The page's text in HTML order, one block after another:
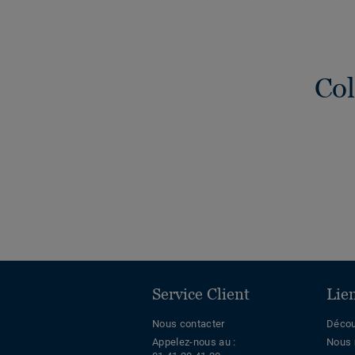
Service Client
Nous contacter
Appelez-nous au :
Nous